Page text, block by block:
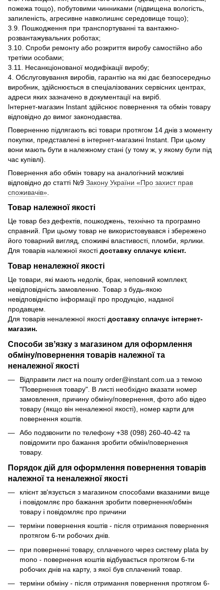
пожежа тощо), побутовими чинниками (підвищена вологість,
запиленість, агресивне навколишнє середовище тощо);
3.9. Пошкодження при транспортуванні та вантажно-
розвантажувальних роботах;
3.10. Спроби ремонту або розкриття виробу самостійно або
третіми особами;
3.11. Несанкціонованої модифікації виробу;
4. Обслуговування виробів, гарантію на які дає безпосередньо
виробник, здійснюється в спеціалізованих сервісних центрах,
адреси яких зазначено в документації на виріб.
Інтернет-магазин Instant здійснює повернення та обмін товару
відповідно до вимог законодавства.
Поверненню підлягають всі товари протягом 14 днів з моменту
покупки, представлені в інтернет-магазині Instant. При цьому
вони мають бути в належному стані (у тому ж, у якому були під
час купівлі).
Повернення або обмін товару на аналогічний можливі
відповідно до статті №9 Закону України «Про захист прав
споживачів»
Товар належної якості
Це товар без дефектів, пошкоджень, технічно та програмно
справний. При цьому товар не використовувався і збережено
його товарний вигляд, споживчі властивості, пломби, ярлики.
Для товарів належної якості доставку сплачує клієнт.
Товар неналежної якості
Це товари, які мають недолік, брак, неповний комплект,
невідповідність замовленню. Товар з будь-якою
невідповідністю інформації про продукцію, наданої
продавцем.
Для товарів неналежної якості доставку сплачує інтернет-
магазин.
Способи звʼязку з магазином для оформлення
обміну/повернення товарів належної та
неналежної якості
Відправити лист на пошту order@instant.com.ua з темою
"Повернення товару". В листі необхідно вказати номер
замовлення, причину обміну/повернення, фото або відео
товару (якщо він неналежної якості), номер карти для
повернення коштів.
Або подзвонити по телефону +38 (098) 260-40-42 та
повідомити про бажання зробити обмін/повернення
товару.
Порядок дій для оформлення повернення товарів
належної та неналежної якості
клієнт зв'язується з магазином способами вказаними вище
і повідомляє про бажання зробити повернення/обмін
товару і повідомляє про причини
терміни повернення коштів - після отримання повернення
протягом 6-ти робочих днів.
при поверненні товару, сплаченого через систему plata by
mono - повернення коштів відбувається протягом 6-ти
робочих днів на карту, з якої був сплачений товар.
терміни обміну - після отримання повернення протягом 6-